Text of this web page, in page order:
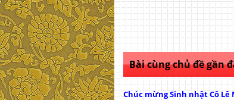
Bài cùng chủ đề gần
Chúc mừng Sinh nhật Cô Lê